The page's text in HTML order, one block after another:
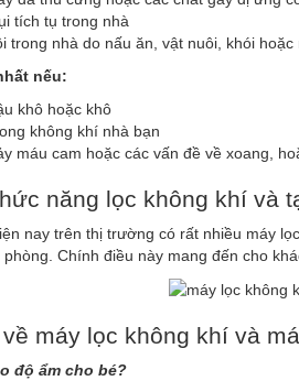
tích tụ trong nhà
trong nhà do nấu ăn, vật nuôi, khói hoặc
nếu:
khô hoặc khô
không khí nhà bạn
máu cam hoặc các vấn đề về xoang,
năng lọc không khí và
nay trên thị trường có rất nhiều máy
Chính điều này mang đến cho
máy lọc không khí và
độ ẩm cho bé?